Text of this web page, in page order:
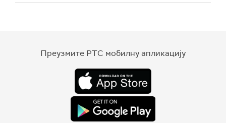
Преузмите РТС мобилну апликацију